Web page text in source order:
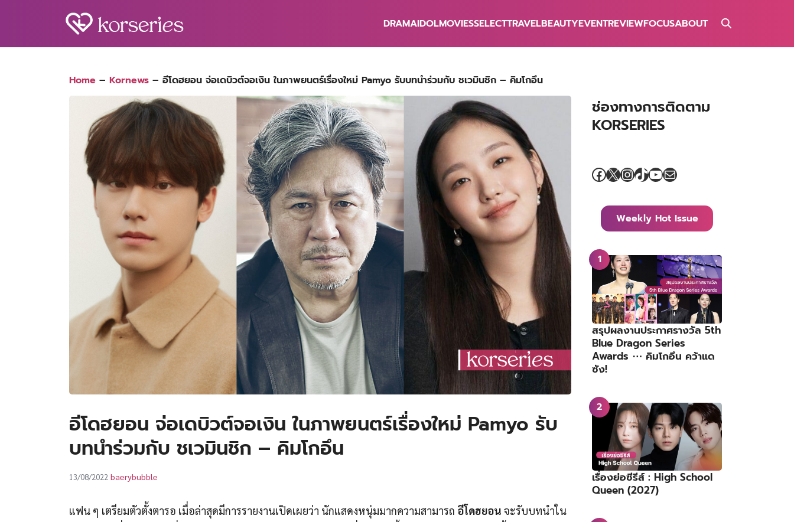
DRAMAIDOLMOVIESSELECTTRAVELBEAUTYEVENTREVIEWFOCUSABOUT
Home – Kornews – อีโดฮยอน จ่อเดบิวต์จอเงิน ในภาพยนตร์เรื่องใหม่ Pamyo รับบทนำร่วมกับ ชเวมินชิก – คิมโกอึน
อีโดฮยอน จ่อเดบิวต์จอเงิน ในภาพยนตร์เรื่องใหม่ Pamyo รับ
บทนำร่วมกับ ชเวมินชิก – คิมโกอึน
13/08/2022 baerybubble
แฟน ๆ เตรียมตัวตั้งตารอ เมื่อล่าสุดมีการรายงานเปิดเผยว่า นักแสดงหนุ่มมากความสามารถ อีโดฮยอน จะรับบทนำใน
ช่องทางการติดตาม
KORSERIES
Facebook
X Instagram
TikTok
YouTube
Mail
Weekly Hot Issue
สรุปผลงานประกาศรางวัล 5th
Blue Dragon Series
Awards ⋯ คิมโกอึน คว้าแด
ซัง!
เรื่องย่อซีรีส์ : High School
Queen (2027)